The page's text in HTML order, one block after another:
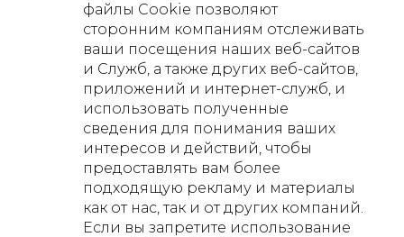
файлы Cookie позволяют
сторонним компаниям отслеживать
ваши посещения наших веб-сайтов
и Служб, а также других веб-сайтов,
приложений и интернет-служб, и
использовать полученные
сведения для понимания ваших
интересов и действий, чтобы
предоставлять вам более
подходящую рекламу и материалы
как от нас, так и от других компаний.
Если вы запретите использование